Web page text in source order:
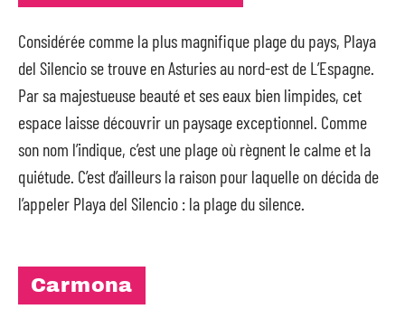
Considérée comme la plus magnifique plage du pays, Playa
del Silencio se trouve en Asturies au nord-est de L’Espagne.
Par sa majestueuse beauté et ses eaux bien limpides, cet
espace laisse découvrir un paysage exceptionnel. Comme
son nom l’indique, c’est une plage où règnent le calme et la
quiétude. C’est d’ailleurs la raison pour laquelle on décida de
l’appeler Playa del Silencio : la plage du silence.
Carmona